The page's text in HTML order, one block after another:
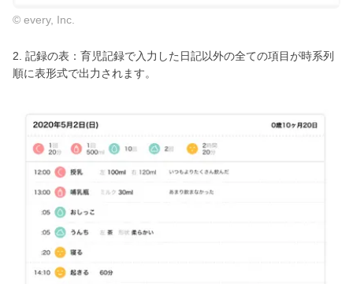
© every, Inc.
2. 記録の表：育児記録で入力した日記以外の全ての項目が時系列
順に表形式で出力されます。